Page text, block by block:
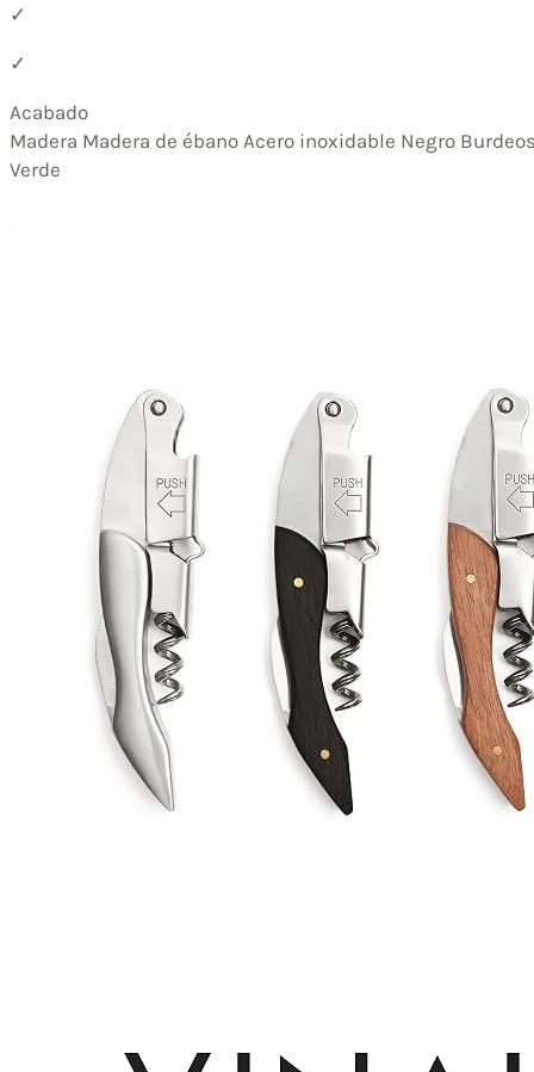
✓
✓
Acabado
Madera Madera de ébano Acero inoxidable Negro
Verde